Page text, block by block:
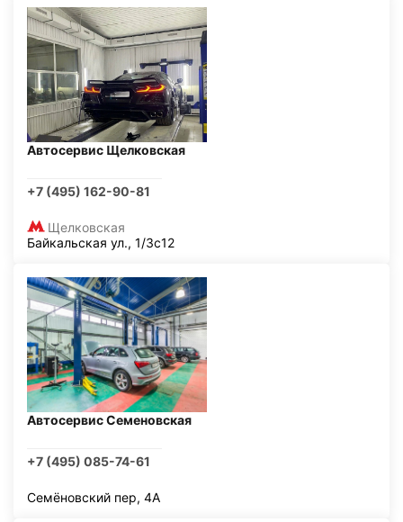
Автосервис Щелковская
+7 (495) 162-90-81
Щелковская
Байкальская ул., 1/3с12
Автосервис Семеновская
+7 (495) 085-74-61
Семёновский пер, 4А